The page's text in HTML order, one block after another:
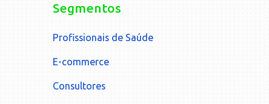
Segmentos
Profissionais de Saúde
E-commerce
Consultores